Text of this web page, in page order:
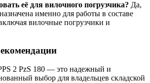
её для вилочного погрузчика? Да,
именно для работы в составе
вилочные погрузчики и
2 PzS 180 — это надежный и
выбор для владельцев складской